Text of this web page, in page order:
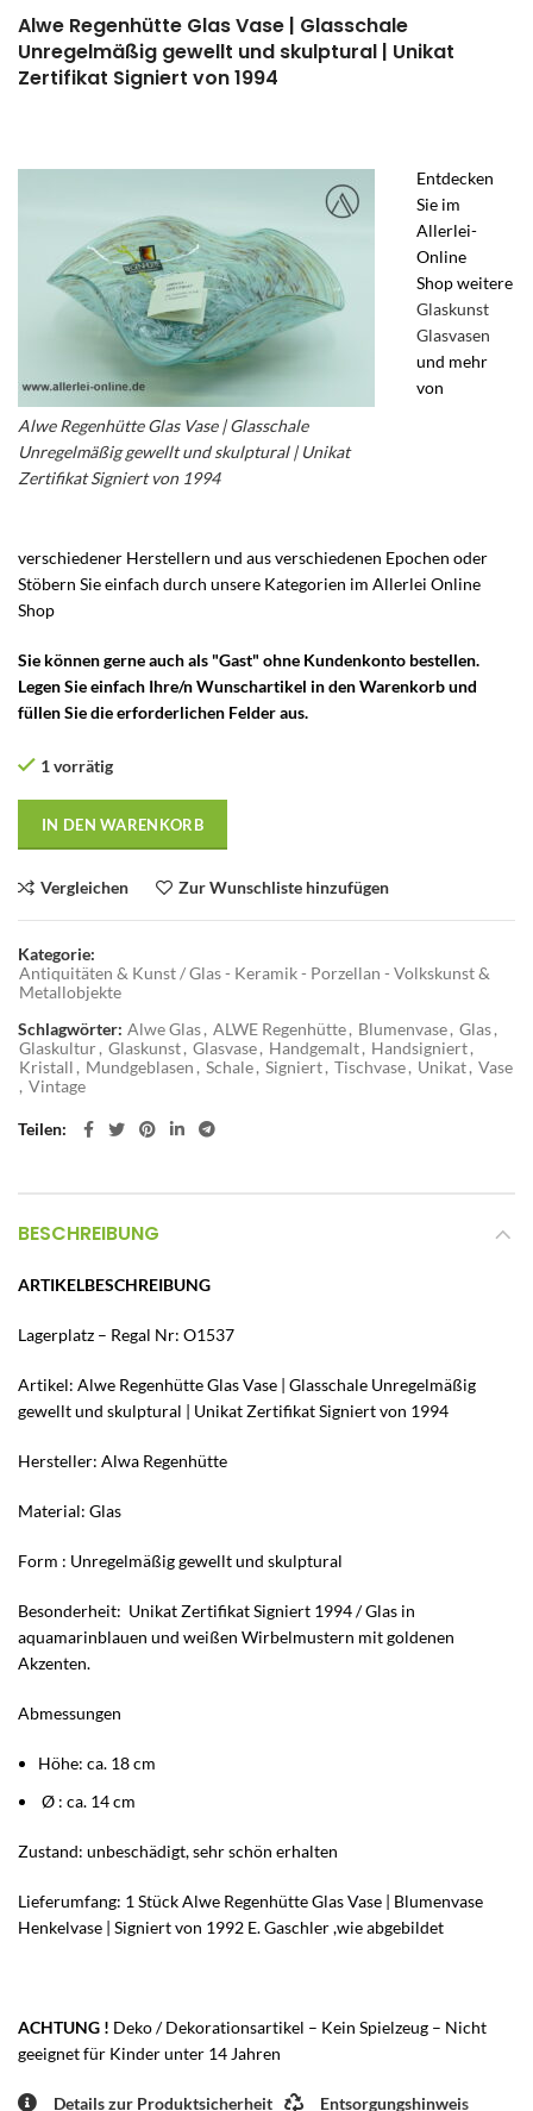
Alwe Regenhütte Glas Vase | Glasschale
Unregelmäßig gewellt und skulptural | Unikat
Zertifikat Signiert von 1994
Alwe Regenhütte Glas Vase | Glasschale
Unregelmäßig gewellt und skulptural | Unikat
Zertifikat Signiert von 1994
Entdecken
Sie im
Allerlei-
Online
Shop weitere
Glaskunst
Glasvasen
und mehr
von
verschiedener Herstellern und aus verschiedenen Epochen oder
Stöbern Sie einfach durch unsere Kategorien im Allerlei Online
Shop
Sie können gerne auch als "Gast" ohne Kundenkonto bestellen.
Legen Sie einfach Ihre/n Wunschartikel in den Warenkorb und
füllen Sie die erforderlichen Felder aus.
1 vorrätig
IN DEN WARENKORB
Vergleichen Zur Wunschliste hinzufügen
Kategorie:
Antiquitäten & Kunst / Glas - Keramik - Porzellan - Volkskunst &
Metallobjekte
Schlagwörter: Alwe Glas, ALWE Regenhütte, Blumenvase, Glas,
Glaskultur, Glaskunst, Glasvase, Handgemalt, Handsigniert,
Kristall , Mundgeblasen , Schale, Signiert, Tischvase, Unikat, Vase
, Vintage
Teilen
BESCHREIBUNG
ARTIKELBESCHREIBUNG
Lagerplatz – Regal Nr: O1537
Artikel: Alwe Regenhütte Glas Vase | Glasschale Unregelmäßig
gewellt und skulptural | Unikat Zertifikat Signiert von 1994
Hersteller: Alwa Regenhütte
Material: Glas
Form : Unregelmäßig gewellt und skulptural
Besonderheit: Unikat Zertifikat Signiert 1994 / Glas in
aquamarinblauen und weißen Wirbelmustern mit goldenen
Akzenten.
Abmessungen
Höhe: ca. 18 cm
Ø : ca. 14 cm
Zustand: unbeschädigt, sehr schön erhalten
Lieferumfang: 1 Stück Alwe Regenhütte Glas Vase | Blumenvase
Henkelvase | Signiert von 1992 E. Gaschler ,wie abgebildet
ACHTUNG ! Deko / Dekorationsartikel – Kein Spielzeug – Nicht
geeignet für Kinder unter 14 Jahren
Details zur Produktsicherheit Entsorgungshinweis